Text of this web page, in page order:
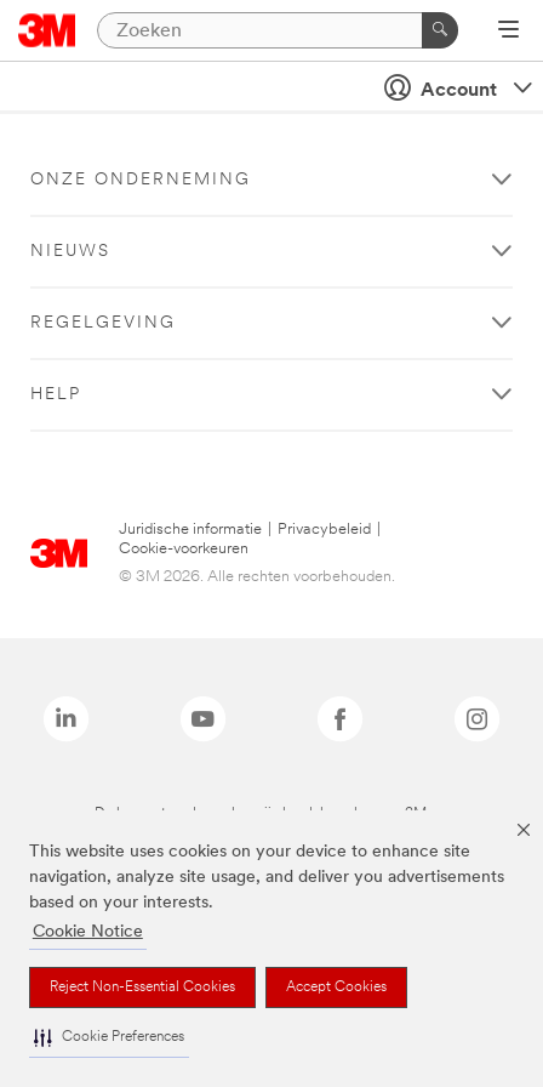
This website uses cookies on your device to enhance site
navigation, analyze site usage, and deliver you advertisements
based on your interests.
Cookie Notice
Reject Non-Essential Cookies Accept Cookies
Cookie Preferences
Account
ONZE ONDERNEMING
NIEUWS
REGELGEVING
HELP
Juridische informatie Privacybeleid
Cookie-voorkeuren
© 3M 2026. Alle rechten voorbehouden.
De bovenstaande merken zijn handelsmerken van 3M.we